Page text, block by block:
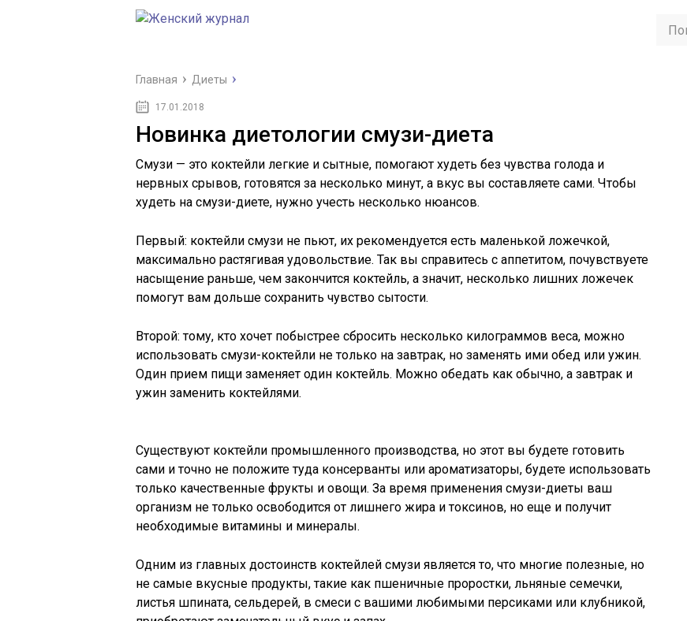
Главная Диеты
17.01.2018
Новинка диетологии смузи-диета
Смузи — это коктейли легкие и сытные, помогают худеть без чувства голода и
нервных срывов, готовятся за несколько минут, а вкус вы составляете сами. Чтобы
худеть на смузи-диете, нужно учесть несколько нюансов.
Первый: коктейли смузи не пьют, их рекомендуется есть маленькой ложечкой,
максимально растягивая удовольствие. Так вы справитесь с аппетитом, почувствуете
насыщение раньше, чем закончится коктейль, а значит, несколько лишних ложечек
помогут вам дольше сохранить чувство сытости.
Второй: тому, кто хочет побыстрее сбросить несколько килограммов веса, можно
использовать смузи-коктейли не только на завтрак, но заменять ими обед или ужин.
Один прием пищи заменяет один коктейль. Можно обедать как обычно, а завтрак и
ужин заменить коктейлями.
Существуют коктейли промышленного производства, но этот вы будете готовить
сами и точно не положите туда консерванты или ароматизаторы, будете использовать
только качественные фрукты и овощи. За время применения смузи-диеты ваш
организм не только освободится от лишнего жира и токсинов, но еще и получит
необходимые витамины и минералы.
Одним из главных достоинств коктейлей смузи является то, что многие полезные, но
не самые вкусные продукты, такие как пшеничные проростки, льняные семечки,
листья шпината, сельдерей, в смеси с вашими любимыми персиками или клубникой,